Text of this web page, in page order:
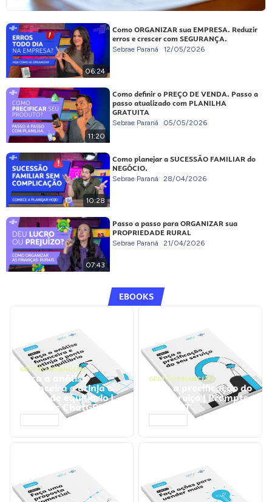
06:24
Como ORGANIZAR sua EMPRESA. Reduzir
erros e crescer com SEGURANÇA.
Sebrae Paraná 12/05/2026
11:20
Como definir o PREÇO DE VENDA. Passo a
passo atualizado com PLANILHA
GRATUITA
Sebrae Paraná 05/05/2026
10:28
Como planejar a SUCESSÃO FAMILIAR do
NEGÓCIO.
Sebrae Paraná 28/04/2026
07:43
Passo a passo para ORGANIZAR sua
PROPRIEDADE RURAL
Sebrae Paraná 21/04/2026
EBOOKS
GESTÃO FINANCEIRA
Faça a análise
financeira e atinja o
ponto de equilíbrio |
Prompts ChatGPT
GESTÃO FINANCEIRA
Faça a precificação do
seu serviço | Prompts
ChatGPT